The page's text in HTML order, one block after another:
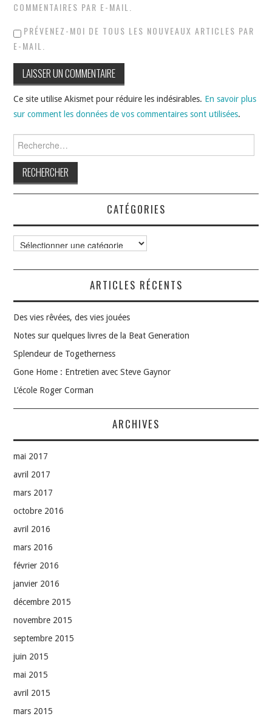
COMMENTAIRES PAR E-MAIL.
PRÉVENEZ-MOI DE TOUS LES NOUVEAUX ARTICLES PAR
E-MAIL.
Ce site utilise Akismet pour réduire les indésirables. En savoir plus
sur comment les données de vos commentaires sont utilisées.
Rechercher :
CATÉGORIES
Catégories
ARTICLES RÉCENTS
Des vies rêvées, des vies jouées
Notes sur quelques livres de la Beat Generation
Splendeur de Togetherness
Gone Home : Entretien avec Steve Gaynor
L’école Roger Corman
ARCHIVES
mai 2017
avril 2017
mars 2017
octobre 2016
avril 2016
mars 2016
février 2016
janvier 2016
décembre 2015
novembre 2015
septembre 2015
juin 2015
mai 2015
avril 2015
mars 2015